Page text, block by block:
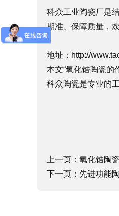
科众工业陶瓷厂是
期准、保障质量，
地址： http://
本文“氧化锆陶瓷的
科众陶瓷是专业的
上一页： 氧化锆陶
下一页： 先进功能